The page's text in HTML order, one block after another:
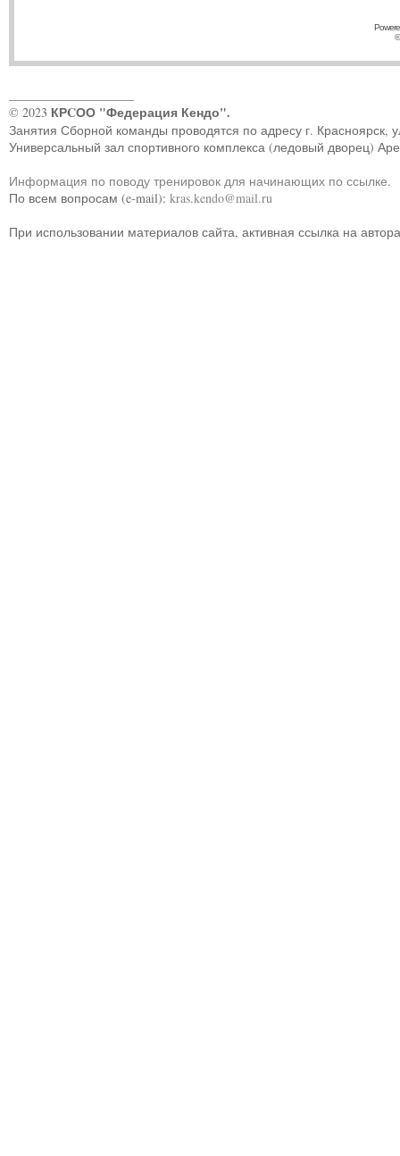
© 2023 КРCОО "Федерация Кендо".
Занятия Сборной команды проводятся по адресу г. Красноярск,
Универсальный зал спортивного комплекса (ледовый дворец)
Информация по поводу тренировок для начинающих по ссылке.
По всем вопросам (e-mail): kras.kendo@mail.ru
При использовании материалов сайта, активная ссылка на